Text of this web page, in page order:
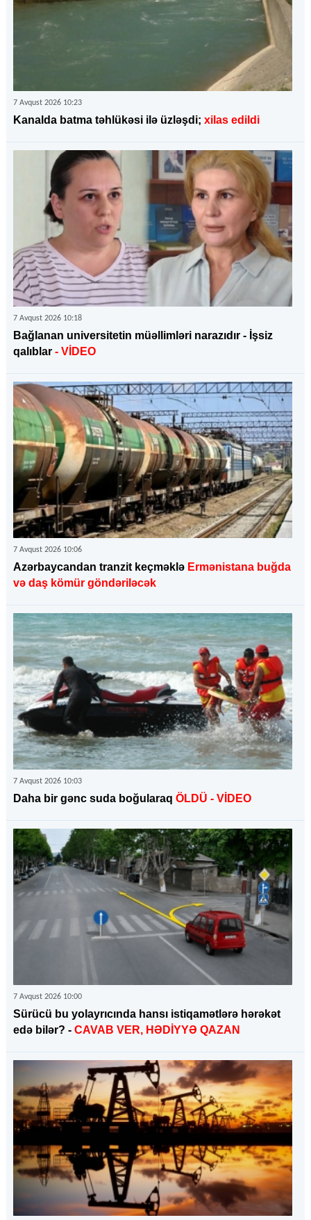
7 Avqust 2026 10:23
Kanalda batma təhlükəsi ilə üzləşdi; xilas edildi
7 Avqust 2026 10:18
Bağlanan universitetin müəllimləri narazıdır - İşsiz
qalıblar - VİDEO
7 Avqust 2026 10:06
Azərbaycandan tranzit keçməklə Ermənistana buğda
və daş kömür göndəriləcək
7 Avqust 2026 10:03
Daha bir gənc suda boğularaq ÖLDÜ - VİDEO
7 Avqust 2026 10:00
Sürücü bu yolayrıcında hansı istiqamətlərə hərəkət
edə bilər? - CAVAB VER, HƏDİYYƏ QAZAN